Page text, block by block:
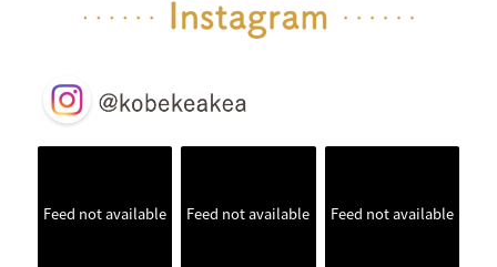
Feed not available Feed not available Feed not available